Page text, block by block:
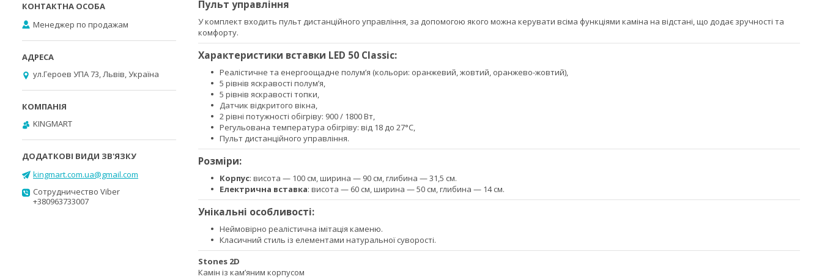
Пульт управління
У комплект входить пульт дистанційного управління, за допомогою якого можна керувати всіма функціями каміна на відстані, що додає зручності та
комфорту.
Характеристики вставки LED 50 Classic:
Реалістичне та енергоощадне полум’я (кольори: оранжевий, жовтий, оранжево-жовтий),
5 рівнів яскравості полум’я,
5 рівнів яскравості топки,
Датчик відкритого вікна,
2 рівні потужності обігріву: 900 / 1800 Вт,
Регульована температура обігріву: від 18 до 27°C,
Пульт дистанційного управління.
Розміри:
Корпус: висота — 100 см, ширина — 90 см, глибина — 31,5 см.
Електрична вставка: висота — 60 см, ширина — 50 см, глибина — 14 см.
Унікальні особливості:
Неймовірно реалістична імітація каменю.
Класичний стиль із елементами натуральної суворості.
Stones 2D
Камін із кам’яним корпусом
Менеджер по продажам
ул.Героев УПА 73, Львів, Україна
KINGMART
kingmart.com.ua@gmail.com
Сотрудничество Viber
+380963733007